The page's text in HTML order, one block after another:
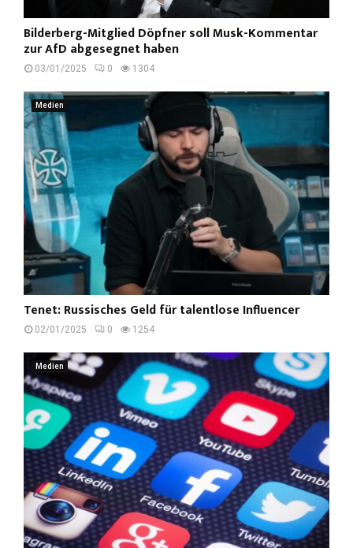
Bilderberg-Mitglied Döpfner soll Musk-Kommentar
zur AfD abgesegnet haben
03/01/2025 0 1304
Medien
Tenet: Russisches Geld für talentlose Influencer
02/01/2025 0 1254
Medien